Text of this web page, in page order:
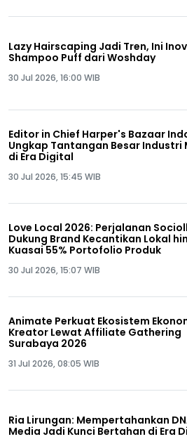
Lazy Hairscaping Jadi Tren, Ini
Shampoo Puff dari Woshday
30 Jul 2026, 16:00 WIB
Editor in Chief Harper's Bazaar
Ungkap Tantangan Besar Industri
di Era Digital
30 Jul 2026, 15:45 WIB
Love Local 2026: Perjalanan
Dukung Brand Kecantikan Lokal
Kuasai 55% Portofolio Produk
30 Jul 2026, 15:07 WIB
Animate Perkuat Ekosistem
Kreator Lewat Affiliate Gathering
Surabaya 2026
31 Jul 2026, 08:05 WIB
Ria Lirungan: Mempertahankan
Media Jadi Kunci Bertahan di Era